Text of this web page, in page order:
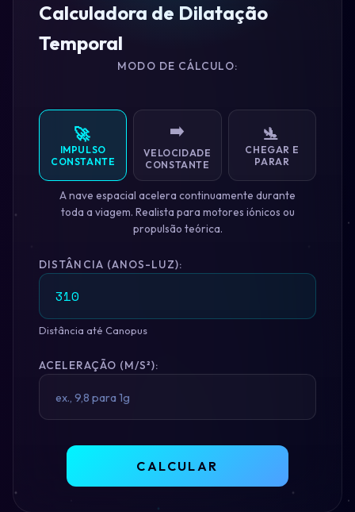
Calculadora de Dilatação
Temporal
MODO DE CÁLCULO:
🚀
IMPULSO
CONSTANTE
➡️
VELOCIDADE
CONSTANTE
🛬
CHEGAR E
PARAR
A nave espacial acelera continuamente durante
toda a viagem. Realista para motores iónicos ou
propulsão teórica.
DISTÂNCIA (ANOS-LUZ):
Distância até Canopus
ACELERAÇÃO (M/S²):
CALCULAR